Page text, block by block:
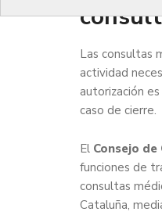
Las consultas
actividad
autorización
caso de cierre.
El Consejo de
funciones de
consultas
Cataluña,